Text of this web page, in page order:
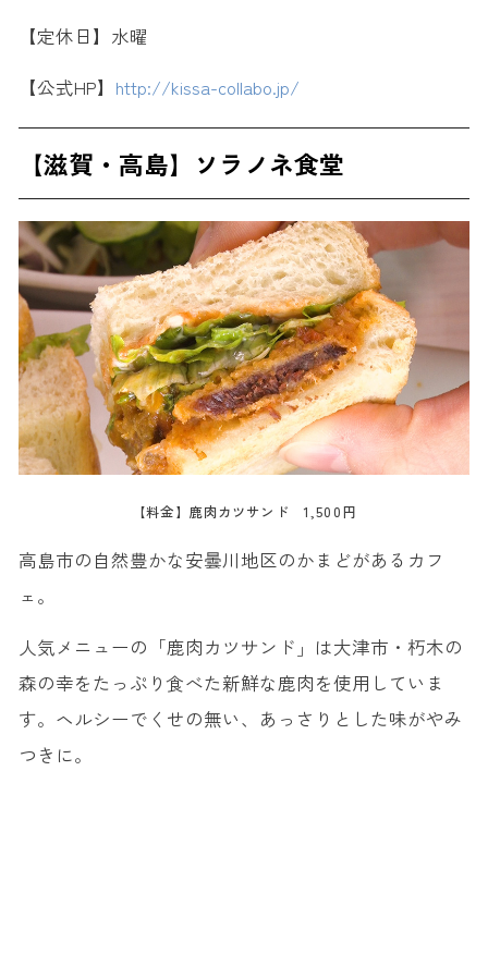
【定休日】水曜
【公式HP】 http://kissa-collabo.jp/
【滋賀・高島】ソラノネ食堂
【料金】鹿肉カツサンド 1,500円
高島市の自然豊かな安曇川地区のかまどがあるカフ
ェ。
人気メニューの「鹿肉カツサンド」は大津市・朽木の
森の幸をたっぷり食べた新鮮な鹿肉を使用していま
す。ヘルシーでくせの無い、あっさりとした味がやみ
つきに。